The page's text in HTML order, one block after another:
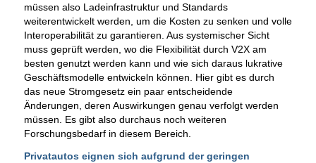
müssen also Ladeinfrastruktur und Standards
weiterentwickelt werden, um die Kosten zu senken und volle
Interoperabilität zu garantieren. Aus systemischer Sicht
muss geprüft werden, wo die Flexibilität durch V2X am
besten genutzt werden kann und wie sich daraus lukrative
Geschäftsmodelle entwickeln können. Hier gibt es durch
das neue Stromgesetz ein paar entscheidende
Änderungen, deren Auswirkungen genau verfolgt werden
müssen. Es gibt also durchaus noch weiteren
Forschungsbedarf in diesem Bereich.
Privatautos eignen sich aufgrund der geringen